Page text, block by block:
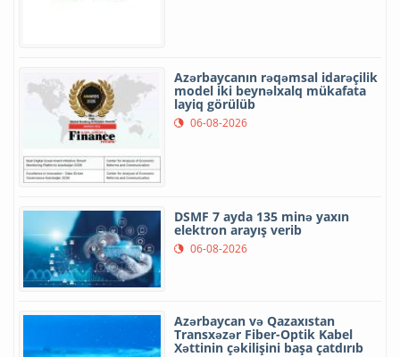
Azərbaycanın rəqəmsal idarəçilik
model iki beynəlxalq mükafata
layiq görülüb
06-08-2026
DSMF 7 ayda 135 minə yaxın
elektron arayış verib
06-08-2026
Azərbaycan və Qazaxıstan
Transxəzər Fiber-Optik Kabel
Xəttinin çəkilişini başa çatdırıb